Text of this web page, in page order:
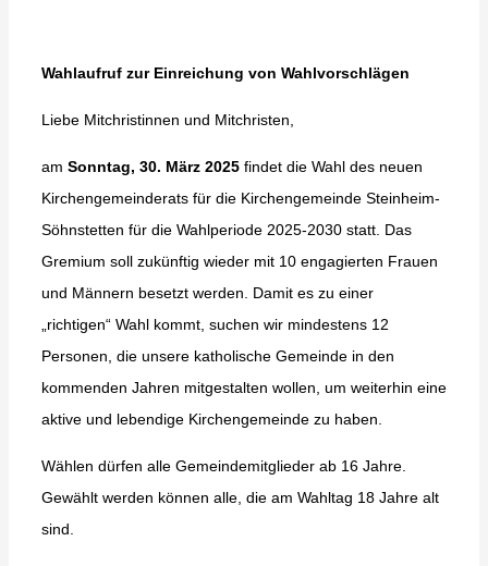
Wahlaufruf zur Einreichung von Wahlvorschlägen
Liebe Mitchristinnen und Mitchristen,
am Sonntag, 30. März 2025 findet die Wahl des neuen
Kirchengemeinderats für die Kirchengemeinde Steinheim-
Söhnstetten für die Wahlperiode 2025-2030 statt. Das
Gremium soll zukünftig wieder mit 10 engagierten Frauen
und Männern besetzt werden. Damit es zu einer
„richtigen“ Wahl kommt, suchen wir mindestens 12
Personen, die unsere katholische Gemeinde in den
kommenden Jahren mitgestalten wollen, um weiterhin eine
aktive und lebendige Kirchengemeinde zu haben.
Wählen dürfen alle Gemeindemitglieder ab 16 Jahre.
Gewählt werden können alle, die am Wahltag 18 Jahre alt
sind.